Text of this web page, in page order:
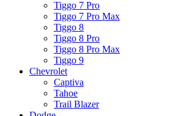
Tiggo 7 Pro
Tiggo 7 Pro Max
Tiggo 8
Tiggo 8 Pro
Tiggo 8 Pro Max
Tiggo 9
Chevrolet
Captiva
Tahoe
Trail Blazer